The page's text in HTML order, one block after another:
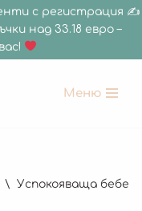
с регистрация ✍
над 33.18 евро –
Меню
\ Успокояваща